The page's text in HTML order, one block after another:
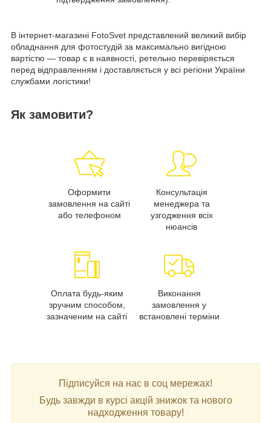
В інтернет-магазині FotoSvet представлений великий вибір
обладнання для фотостудій за максимально вигідною
вартістю — товар є в наявності, ретельно перевіряється
перед відправленням і доставляється у всі регіони України
службами логістики!
Як замовити?
Оформити
замовлення на сайті
або телефоном
Консультація
менеджера та
узгодження всіх
нюансів
Оплата будь-яким
зручним способом,
зазначеним на сайті
Виконання
замовлення у
встановлені терміни
Підписуйся на нас в соц мережах!
Будь завжди в курсі акцій знижок та нового
надходження товару!